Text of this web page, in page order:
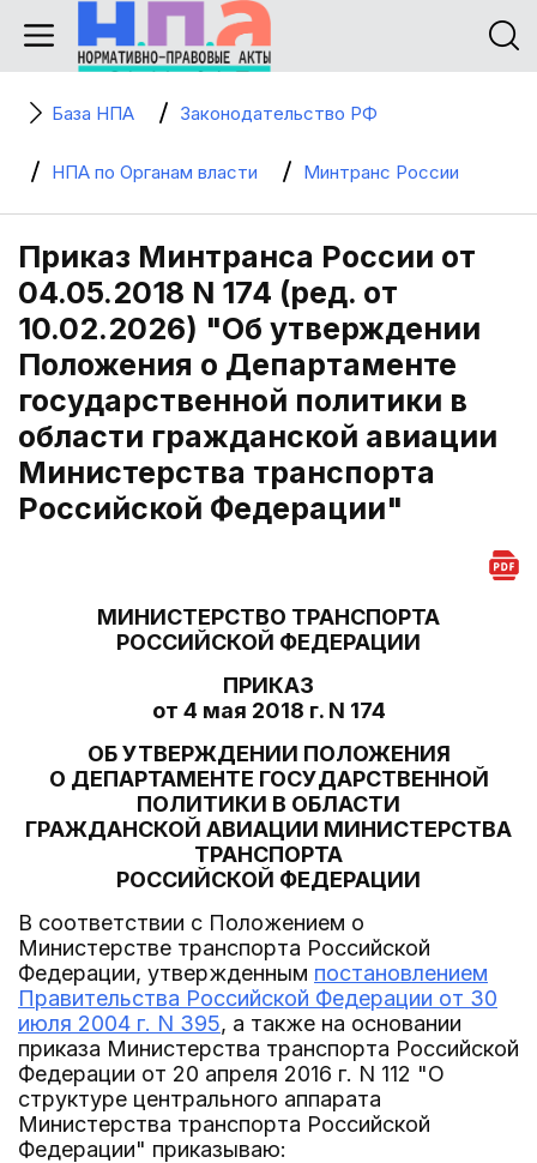
База НПА Законодательство РФ
НПА по Органам власти Минтранс России
Приказ Минтранса России от
04.05.2018 N 174 (ред. от
10.02.2026) "Об утверждении
Положения о Департаменте
государственной политики в
области гражданской авиации
Министерства транспорта
Российской Федерации"
МИНИСТЕРСТВО ТРАНСПОРТА
РОССИЙСКОЙ ФЕДЕРАЦИИ
ПРИКАЗ
от 4 мая 2018 г. N 174
ОБ УТВЕРЖДЕНИИ ПОЛОЖЕНИЯ
О ДЕПАРТАМЕНТЕ ГОСУДАРСТВЕННОЙ
ПОЛИТИКИ В ОБЛАСТИ
ГРАЖДАНСКОЙ АВИАЦИИ МИНИСТЕРСТВА
ТРАНСПОРТА
РОССИЙСКОЙ ФЕДЕРАЦИИ
В соответствии с Положением о
Министерстве транспорта Российской
Федерации, утвержденным постановлением
Правительства Российской Федерации от 30
июля 2004 г. N 395, а также на основании
приказа Министерства транспорта Российской
Федерации от 20 апреля 2016 г. N 112 "О
структуре центрального аппарата
Министерства транспорта Российской
Федерации" приказываю: